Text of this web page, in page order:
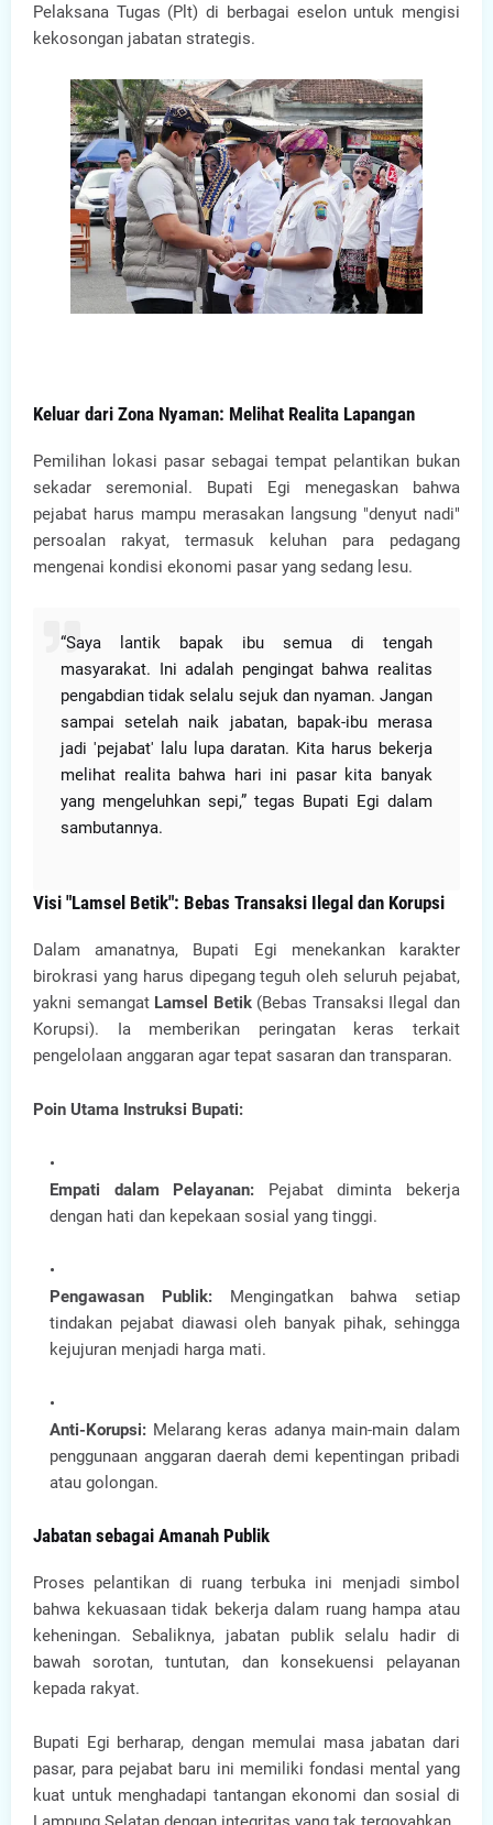
Pelaksana Tugas (Plt) di berbagai eselon untuk mengisi
kekosongan jabatan strategis.
Keluar dari Zona Nyaman: Melihat Realita Lapangan
Pemilihan lokasi pasar sebagai tempat pelantikan bukan
sekadar seremonial. Bupati Egi menegaskan bahwa
pejabat harus mampu merasakan langsung "denyut nadi"
persoalan rakyat, termasuk keluhan para pedagang
mengenai kondisi ekonomi pasar yang sedang lesu.
“Saya lantik bapak ibu semua di tengah
masyarakat. Ini adalah pengingat bahwa realitas
pengabdian tidak selalu sejuk dan nyaman. Jangan
sampai setelah naik jabatan, bapak-ibu merasa
jadi 'pejabat' lalu lupa daratan. Kita harus bekerja
melihat realita bahwa hari ini pasar kita banyak
yang mengeluhkan sepi,” tegas Bupati Egi dalam
sambutannya.
Visi "Lamsel Betik": Bebas Transaksi Ilegal dan Korupsi
Dalam amanatnya, Bupati Egi menekankan karakter
birokrasi yang harus dipegang teguh oleh seluruh pejabat,
yakni semangat Lamsel Betik(Bebas Transaksi Ilegal dan
Korupsi). Ia memberikan peringatan keras terkait
pengelolaan anggaran agar tepat sasaran dan transparan.
Poin Utama Instruksi Bupati:
Empati dalam Pelayanan: Pejabat diminta bekerja
dengan hati dan kepekaan sosial yang tinggi.
Pengawasan Publik:Mengingatkan bahwa setiap
tindakan pejabat diawasi oleh banyak pihak, sehingga
kejujuran menjadi harga mati.
Anti-Korupsi: Melarang keras adanya main-main dalam
penggunaan anggaran daerah demi kepentingan pribadi
atau golongan.
Jabatan sebagai Amanah Publik
Proses pelantikan di ruang terbuka ini menjadi simbol
bahwa kekuasaan tidak bekerja dalam ruang hampa atau
keheningan. Sebaliknya, jabatan publik selalu hadir di
bawah sorotan, tuntutan, dan konsekuensi pelayanan
kepada rakyat.
Bupati Egi berharap, dengan memulai masa jabatan dari
pasar, para pejabat baru ini memiliki fondasi mental yang
kuat untuk menghadapi tantangan ekonomi dan sosial di